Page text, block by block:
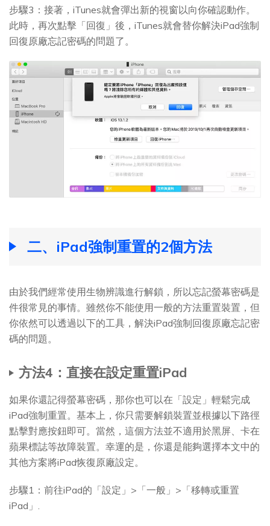
步驟3：接著，iTunes就會彈出新的視窗以向你確認動作。
此時，再次點擊「回復」後，iTunes就會替你解決iPad強制
回復原廠忘記密碼的問題了。
二、iPad強制重置的2個方法
由於我們經常使用生物辨識進行解鎖，所以忘記螢幕密碼是
件很常見的事情。雖然你不能使用一般的方法重置裝置，但
你依然可以透過以下的工具，解決iPad強制回復原廠忘記密
碼的問題。
方法4：直接在設定重置iPad
如果你還記得螢幕密碼，那你也可以在「設定」輕鬆完成
iPad強制重置。基本上，你只需要解鎖裝置並根據以下路徑
點擊對應按鈕即可。當然，這個方法並不適用於黑屏、卡在
蘋果標誌等故障裝置。幸運的是，你還是能夠選擇本文中的
其他方案將iPad恢復原廠設定。
步驟1：前往iPad的「設定」>「一般」>「移轉或重置
iPad」.